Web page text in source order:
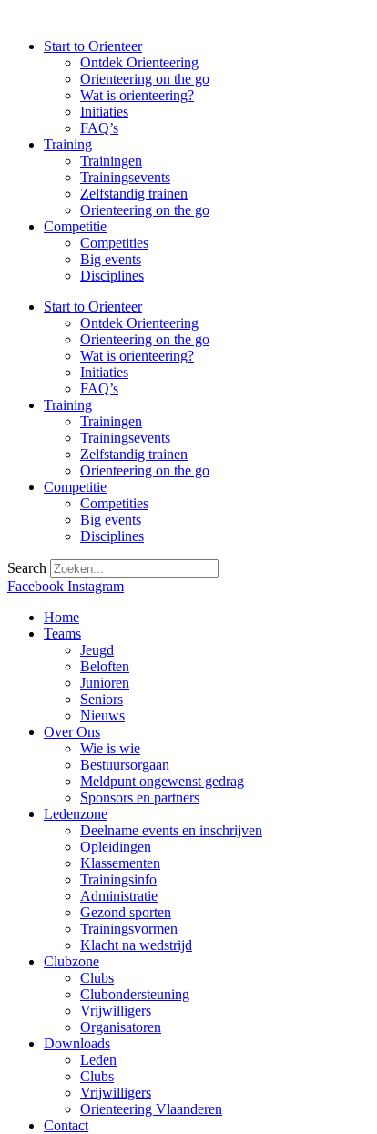
Start to Orienteer
Ontdek Orienteering
Orienteering on the go
Wat is orienteering?
Initiaties
FAQ’s
Training
Trainingen
Trainingsevents
Zelfstandig trainen
Orienteering on the go
Competitie
Competities
Big events
Disciplines
Start to Orienteer
Ontdek Orienteering
Orienteering on the go
Wat is orienteering?
Initiaties
FAQ’s
Training
Trainingen
Trainingsevents
Zelfstandig trainen
Orienteering on the go
Competitie
Competities
Big events
Disciplines
Search
Facebook Instagram
Home
Teams
Jeugd
Beloften
Junioren
Seniors
Nieuws
Over Ons
Wie is wie
Bestuursorgaan
Meldpunt ongewenst gedrag
Sponsors en partners
Ledenzone
Deelname events en inschrijven
Opleidingen
Klassementen
Trainingsinfo
Administratie
Gezond sporten
Trainingsvormen
Klacht na wedstrijd
Clubzone
Clubs
Clubondersteuning
Vrijwilligers
Organisatoren
Downloads
Leden
Clubs
Vrijwilligers
Orienteering Vlaanderen
Contact